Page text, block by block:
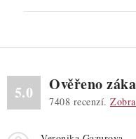
5.0 Ověřeno
7408 recenzí.